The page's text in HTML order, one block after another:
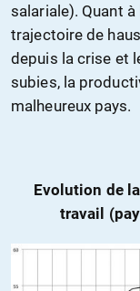
salariale). Quant à
trajectoire de
depuis la crise et
subies, la
malheureux pays.
Evolution de
travail